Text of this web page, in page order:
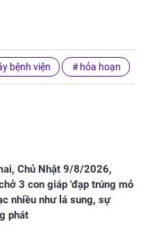
bệnh viện hỏa hoạn
Chủ Nhật 9/8/2026,
3 con giáp 'đạp trúng mỏ
nhiều như lá sung, sự
phát